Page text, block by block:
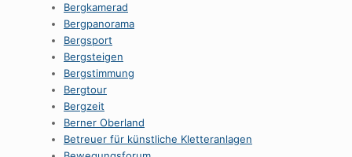
Bergkamerad
Bergpanorama
Bergsport
Bergsteigen
Bergstimmung
Bergtour
Bergzeit
Berner Oberland
Betreuer für künstliche Kletteranlagen